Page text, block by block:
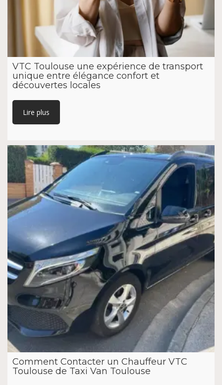
VTC Toulouse une expérience de transport
unique entre élégance confort et
découvertes locales
Lire plus
Comment Contacter un Chauffeur VTC
Toulouse de Taxi Van Toulouse